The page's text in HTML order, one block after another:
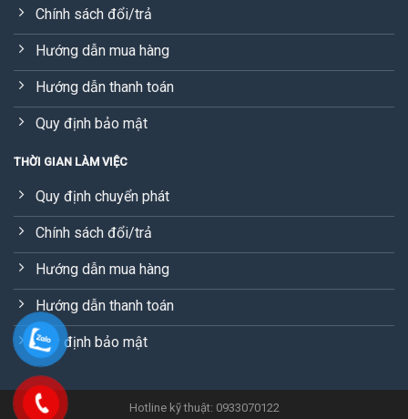
Chính sách đổi/trả
Hướng dẫn mua hàng
Hướng dẫn thanh toán
Quy định bảo mật
THỜI GIAN LÀM VIỆC
Quy định chuyển phát
Chính sách đổi/trả
Hướng dẫn mua hàng
Hướng dẫn thanh toán
Quy định bảo mật
Hotline kỹ thuật: 0933070122